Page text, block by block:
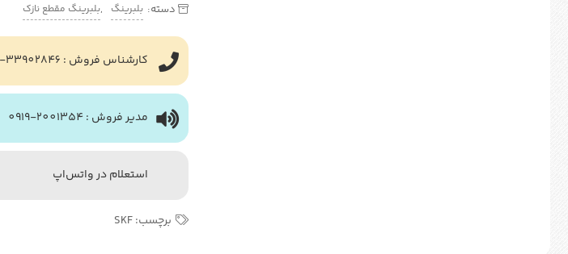
دسته: بلبرینگ ,بلبرینگ مقطع نازک
کارشناس فروش : 33902846-021
مدیر فروش : 2001354-0919
استعلام در واتس‌اپ
برچسب:SKF